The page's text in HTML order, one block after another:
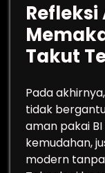
Takut
Pada
tidak
aman pakai
kemudahan,
modern